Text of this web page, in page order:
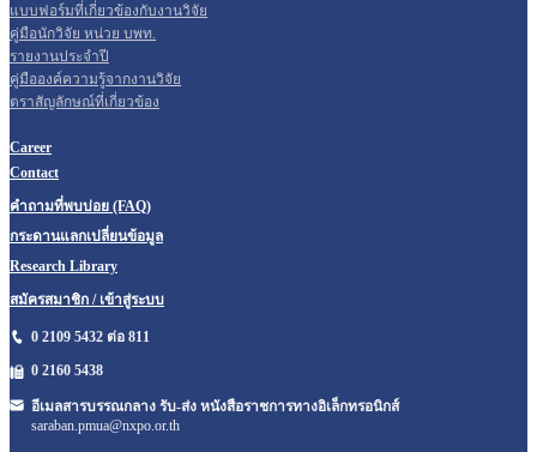
แบบฟอร์มที่เกี่ยวข้องกับงานวิจัย
คู่มือนักวิจัย หน่วย บพท.
รายงานประจำปี
คู่มือองค์ความรู้จากงานวิจัย
ตราสัญลักษณ์ที่เกี่ยวข้อง
Career
Contact
คำถามที่พบบ่อย (FAQ)
กระดานแลกเปลี่ยนข้อมูล
Research Library
สมัครสมาชิก / เข้าสู่ระบบ
0 2109 5432 ต่อ 811
0 2160 5438
อีเมลสารบรรณกลาง รับ-ส่ง หนังสือราชการทางอิเล็กทรอนิกส์
saraban.pmua@nxpo.or.th